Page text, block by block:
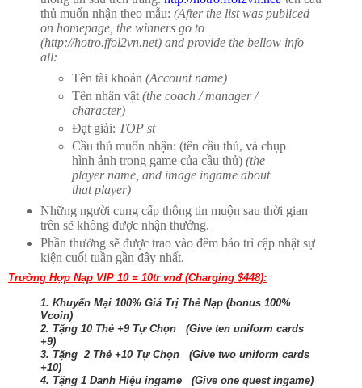
thủ muốn nhận theo mẫu: (After the list was publiced
on homepage, the winners go to
(http://hotro.ffol2vn.net) and provide the bellow info
all:
Tên tài khoản (Account name)
Tên nhân vật(the coach / manager /
character)
Đạt giải: TOP st
Cầu thủ muốn nhận: (tên cầu thủ, và chụp
hình ảnh trong game của cầu thủ)(the
player name, and image ingame about
that player)
Những người cung cấp thông tin muộn sau thời gian
trên sẽ không được nhận thưởng.
Phần thưởng sẽ được trao vào đêm bảo trì cập nhật sự
kiện cuối tuần gần đây nhất.
Trường Hợp Nạp VIP 10 = 10tr vnđ (Charging $448):
1. Khuyến Mại 100% Giá Trị Thẻ Nạp (bonus 100%
Vcoin)
2. Tặng 10 Thẻ +9 Tự Chọn (Give ten uniform cards
+9)
3. Tặng 2 Thẻ +10 Tự Chọn (Give two uniform cards
+10)
4. Tặng 1 Danh Hiệu ingame (Give one quest ingame)